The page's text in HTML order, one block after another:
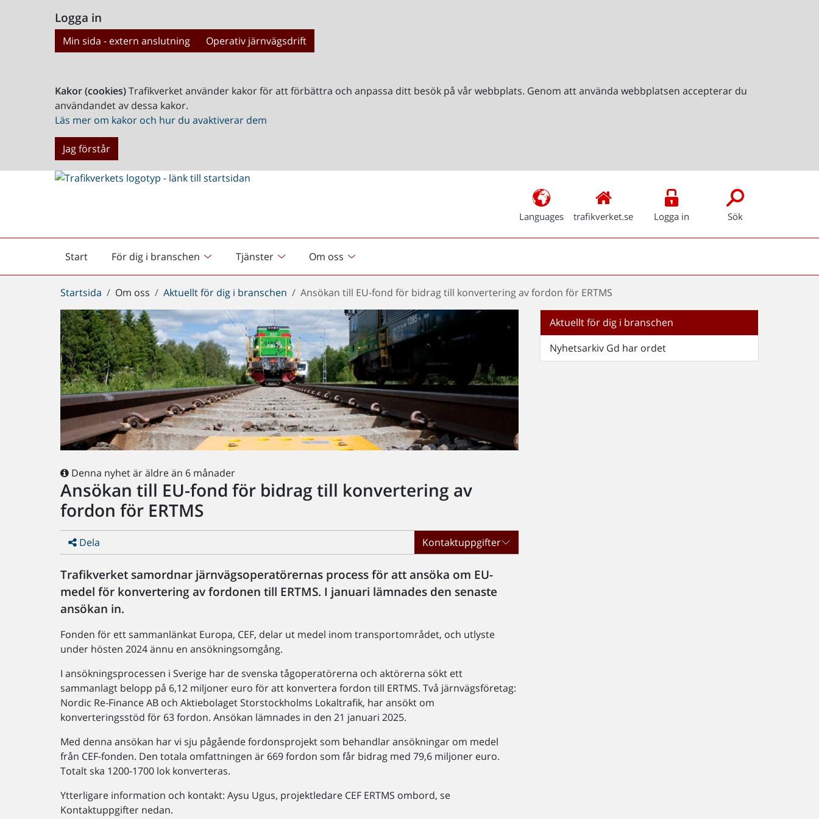
Logga in
Min sida - extern anslutning Operativ järnvägsdrift
Kakor (cookies)Trafikverket använder kakor för att förbättra och anpassa ditt besök på vår webbplats. Genom att använda webbplatsen accepterar du
användandet av dessa kakor.
Läs mer om kakor och hur du avaktiverar dem
Jag förstår
Languages trafikverket.se Logga in Sök
Start
Startsida För dig i branschen Tjänster Om oss
Du
är
här:
Startsida Om oss Aktuellt för dig i branschen Ansökan till EU-fond för bidrag till konvertering av fordon för ERTMS
Denna nyhet är äldre än 6 månader
Ansökan till EU-fond för bidrag till konvertering av
fordon för ERTMS
Dela Kontaktuppgifter
Trafikverket samordnar järnvägsoperatörernas process för att ansöka om EU-
medel för konvertering av fordonen till ERTMS. I januari lämnades den senaste
ansökan in.
Fonden för ett sammanlänkat Europa, CEF, delar ut medel inom transportområdet, och utlyste
under hösten 2024 ännu en ansökningsomgång.
I ansökningsprocessen i Sverige har de svenska tågoperatörerna och aktörerna sökt ett
sammanlagt belopp på 6,12 miljoner euro för att konvertera fordon till ERTMS. Två järnvägsföretag:
Nordic Re-Finance AB och Aktiebolaget Storstockholms Lokaltrafik, har ansökt om
konverteringsstöd för 63 fordon. Ansökan lämnades in den 21 januari 2025.
Med denna ansökan har vi sju pågående fordonsprojekt som behandlar ansökningar om medel
från CEF-fonden. Den totala omfattningen är 669 fordon som får bidrag med 79,6 miljoner euro.
Totalt ska 1200-1700 lok konverteras.
Ytterligare information och kontakt: Aysu Ugus, projektledare CEF ERTMS ombord, se
Kontaktuppgifter nedan.
Aktuellt för dig i branschen
Nyhetsarkiv Gd har ordet